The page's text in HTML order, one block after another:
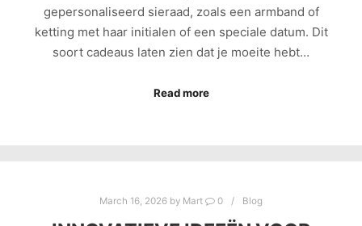
gepersonaliseerd sieraad, zoals een armband of
ketting met haar initialen of een speciale datum. Dit
soort cadeaus laten zien dat je moeite hebt…
Read more
March 16, 2026 by Mart 0 Blog